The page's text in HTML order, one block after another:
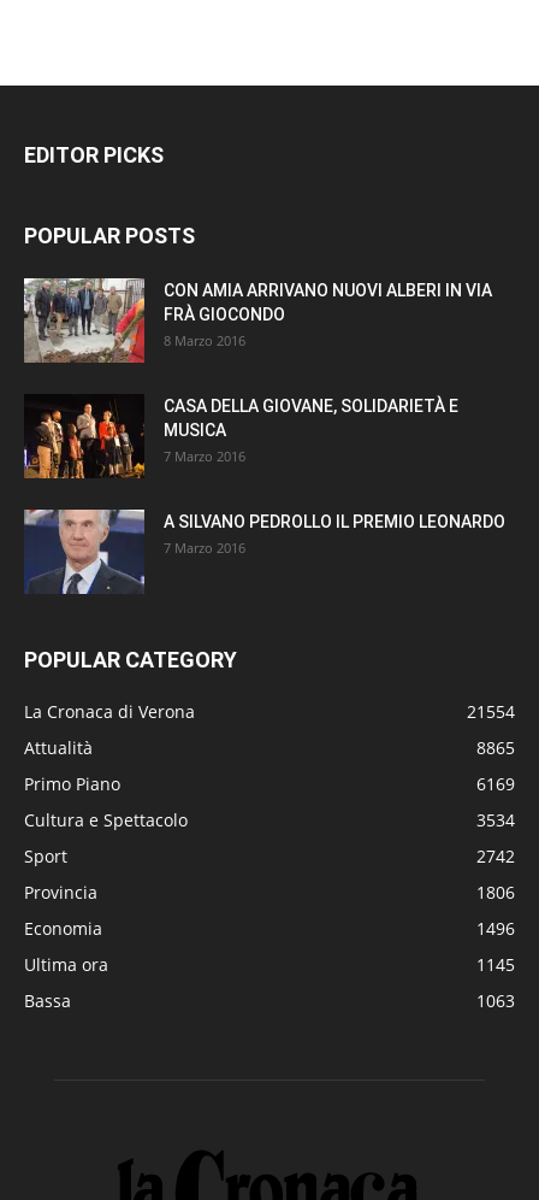
EDITOR PICKS
POPULAR POSTS
CON AMIA ARRIVANO NUOVI ALBERI IN VIA
FRÀ GIOCONDO
8 Marzo 2016
CASA DELLA GIOVANE, SOLIDARIETÀ E
MUSICA
7 Marzo 2016
A SILVANO PEDROLLO IL PREMIO LEONARDO
7 Marzo 2016
POPULAR CATEGORY
La Cronaca di Verona
21554
Attualità
8865
Primo Piano
6169
Cultura e Spettacolo
3534
Sport
2742
Provincia
1806
Economia
1496
Ultima ora
1145
Bassa
1063